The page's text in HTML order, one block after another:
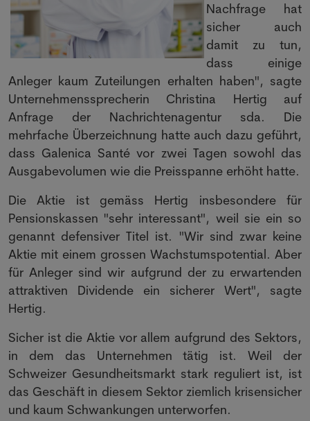
Nachfrage hat
sicher auch
damit zu tun,
dass einige
Anleger kaum Zuteilungen erhalten haben", sagte
Unternehmenssprecherin Christina Hertig auf
Anfrage der Nachrichtenagentur sda. Die
mehrfache Überzeichnung hatte auch dazu geführt,
dass Galenica Santé vor zwei Tagen sowohl das
Ausgabevolumen wie die Preisspanne erhöht hatte.
Die Aktie ist gemäss Hertig insbesondere für
Pensionskassen "sehr interessant", weil sie ein so
genannt defensiver Titel ist. "Wir sind zwar keine
Aktie mit einem grossen Wachstumspotential. Aber
für Anleger sind wir aufgrund der zu erwartenden
attraktiven Dividende ein sicherer Wert", sagte
Hertig.
Sicher ist die Aktie vor allem aufgrund des Sektors,
in dem das Unternehmen tätig ist. Weil der
Schweizer Gesundheitsmarkt stark reguliert ist, ist
das Geschäft in diesem Sektor ziemlich krisensicher
und kaum Schwankungen unterworfen.